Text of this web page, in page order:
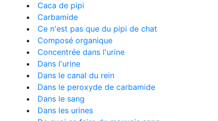
Caca de pipi
Carbamide
Ce n'est pas que du pipi de chat
Composé organique
Concentrée dans l'urine
Dans l'urine
Dans le canal du rein
Dans le peroxyde de carbamide
Dans le sang
Dans les urines